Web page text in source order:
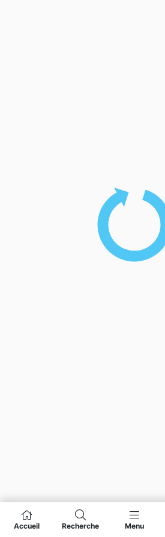
Accueil Recherche Menu